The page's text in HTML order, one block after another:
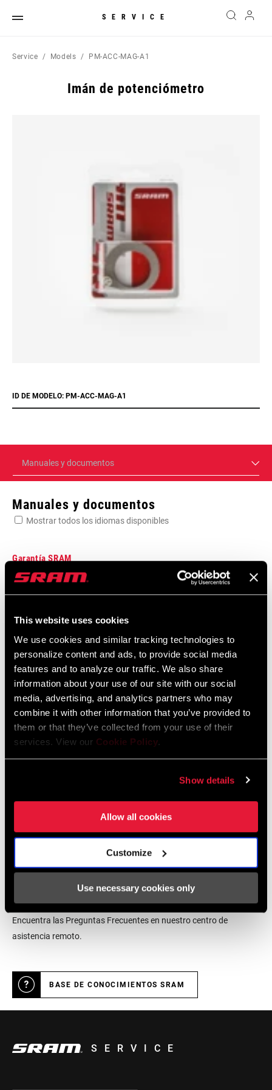
This website uses cookies
We use cookies and similar tracking technologies to
personalize content and ads, to provide social media
features and to analyze our traffic. We also share
information about your use of our site with our social
media, advertising, and analytics partners who may
combine it with other information that you’ve provided to
them or that they’ve collected from your use of their
services. View our Cookie Policy.
Show details
Allow all cookies
Customize
Use necessary cookies only
SERVICE
Service Models PM-ACC-MAG-A1
Imán de potenciómetro
ID DE MODELO: PM-ACC-MAG-A1
Manuales y documentos
Manuales y documentos
Mostrar todos los idiomas disponibles
Garantía SRAM
Encuentra una tienda
Te animamos a visitar tu tienda de bicis más cercana,
especialmente los puntos de venta oficiales SRAM, para recibir el
asesoramiento, montaje y mantenimiento de un experto en
LOCALIZADOR DE TIENDAS
Soporte online
Encuentra las Preguntas Frecuentes en nuestro centro de
asistencia remoto.
BASE DE CONOCIMIENTOS SRAM
SERVICE